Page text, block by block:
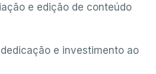
e edição de conteúdo
e investimento ao